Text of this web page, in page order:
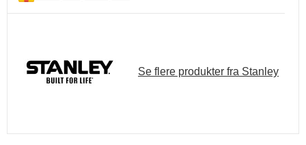
Se flere produkter fra Stanley